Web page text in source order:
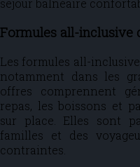
Formules all-inclusive
Les formules all-
notamment dans les
offres comprennent
repas, les boissons et
sur place. Elles sont
familles et des
contraintes.